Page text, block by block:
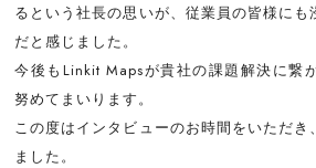
るという社長の思いが、従業員の皆様に
だと感じました。
今後もLinkit Mapsが貴社の課題解決に繋
努めてまいります。
この度はインタビューのお時間をいただ
ました。